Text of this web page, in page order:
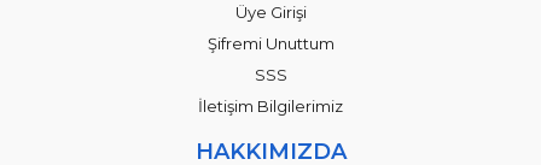
Üye Girişi
Şifremi Unuttum
SSS
İletişim Bilgilerimiz
HAKKIMIZDA